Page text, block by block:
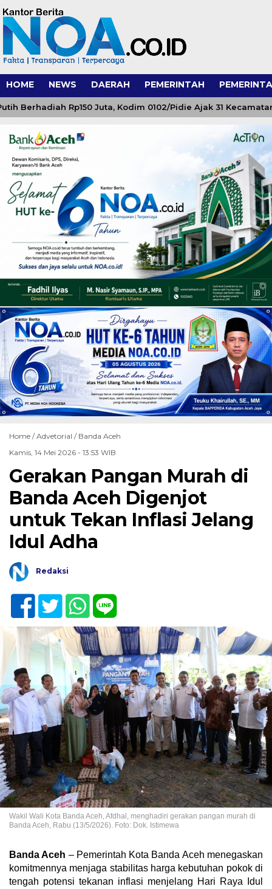
HOME NEWS DAERAH PEMERINTAH
Rp150 Juta, Kodim 0102/Pidie Ajak 31 Kecamatan
Home /Advetorial / Banda Aceh
Kamis, 14 Mei 2026 - 13:53 WIB
Gerakan Pangan Murah di
Banda Aceh Digenjot
untuk Tekan Inflasi Jelang
Idul Adha
Redaksi
Wakil Wali Kota Banda Aceh, Afdhal, menghadiri gerakan pangan murah di
Banda Aceh, Rabu (13/5/2026). Foto: Dok. Istimewa
Banda Aceh – Pemerintah Kota Banda Aceh menegaskan
komitmennya menjaga stabilitas harga kebutuhan pokok di
tengah potensi tekanan inflasi menjelang Hari Raya Idul